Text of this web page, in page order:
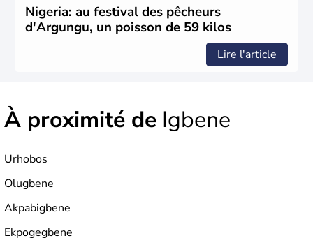
Nigeria: au festival des pêcheurs
d'Argungu, un poisson de 59 kilos
Lire l'article
À proximité de Igbene
Urhobos
Olugbene
Akpabigbene
Ekpogegbene